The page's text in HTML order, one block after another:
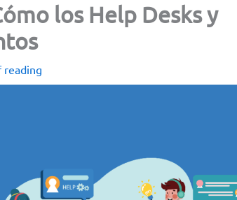
los Help Desks y
reading